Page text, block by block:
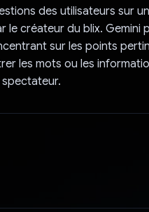
des utilisateurs sur
le créateur du blix. Gemini
sur les points
les mots ou les